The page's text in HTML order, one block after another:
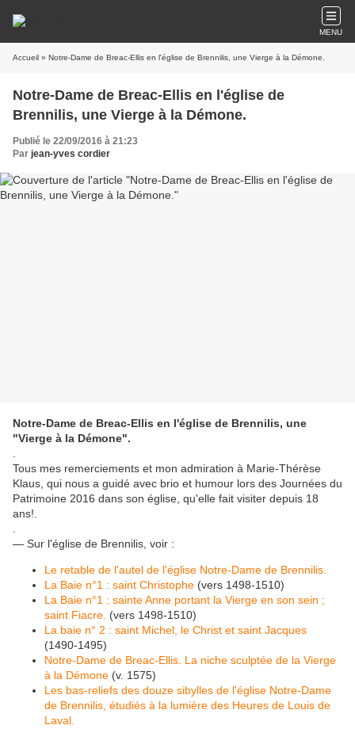
MENU
Accueil » Notre-Dame de Breac-Ellis en l'église de Brennilis, une Vierge à la Démone.
Notre-Dame de Breac-Ellis en l'église de
Brennilis, une Vierge à la Démone.
Publié le 22/09/2016 à 21:23
Par jean-yves cordier
Notre-Dame de Breac-Ellis en l'église de Brennilis, une
"Vierge à la Démone".
Tous mes remerciements et mon admiration à Marie-Thérèse
Klaus, qui nous a guidé avec brio et humour lors des Journées du
Patrimoine 2016 dans son église, qu'elle fait visiter depuis 18
ans!.
— Sur l'église de Brennilis, voir :
Le retable de l'autel de l'église Notre-Dame de Brennilis.
La Baie n°1 : saint Christophe (vers 1498-1510)
La Baie n°1 : sainte Anne portant la Vierge en son sein ;
saint Fiacre. (vers 1498-1510)
La baie n° 2 : saint Michel, le Christ et saint Jacques
(1490-1495)
Notre-Dame de Breac-Ellis. La niche sculptée de la Vierge
à la Démone (v. 1575)
Les bas-reliefs des douze sibylles de l'église Notre-Dame
de Brennilis, étudiés à la lumière des Heures de Louis de
Laval.